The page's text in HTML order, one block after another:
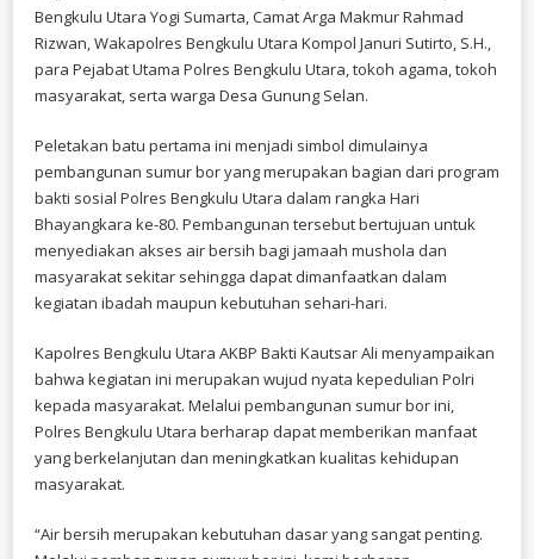
HADIRKAN
MANFAAT
NYATA
BAGI
MASYARAKAT
Bengkulu Utara Yogi Sumarta, Camat Arga Makmur Rahmad
Rizwan, Wakapolres Bengkulu Utara Kompol Januri Sutirto, S.H.,
para Pejabat Utama Polres Bengkulu Utara, tokoh agama, tokoh
masyarakat, serta warga Desa Gunung Selan.
Peletakan batu pertama ini menjadi simbol dimulainya
pembangunan sumur bor yang merupakan bagian dari program
bakti sosial Polres Bengkulu Utara dalam rangka Hari
Bhayangkara ke-80. Pembangunan tersebut bertujuan untuk
menyediakan akses air bersih bagi jamaah mushola dan
masyarakat sekitar sehingga dapat dimanfaatkan dalam
kegiatan ibadah maupun kebutuhan sehari-hari.
Kapolres Bengkulu Utara AKBP Bakti Kautsar Ali menyampaikan
bahwa kegiatan ini merupakan wujud nyata kepedulian Polri
kepada masyarakat. Melalui pembangunan sumur bor ini,
Polres Bengkulu Utara berharap dapat memberikan manfaat
yang berkelanjutan dan meningkatkan kualitas kehidupan
masyarakat.
“Air bersih merupakan kebutuhan dasar yang sangat penting.